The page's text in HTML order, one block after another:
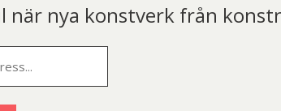
när nya konstverk från